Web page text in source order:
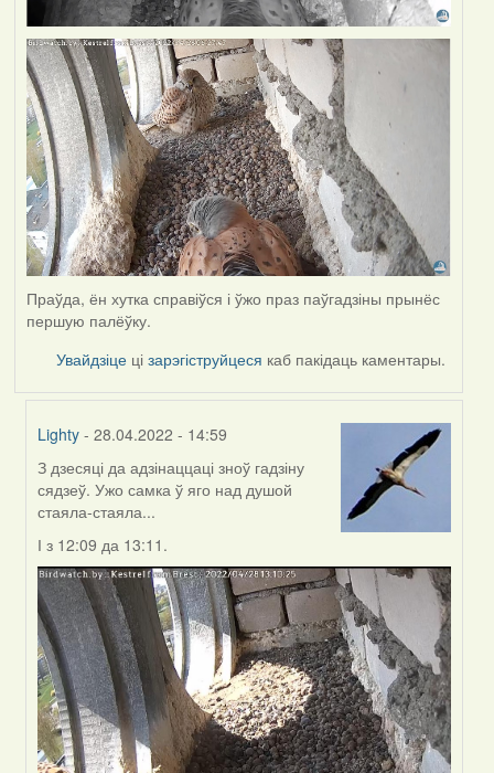
Праўда, ён хутка справіўся і ўжо праз паўгадзіны прынёс
першую палёўку.
Увайдзіце цізарэгіструйцеся каб пакідаць каментары.
Lighty - 28.04.2022 - 14:59
In
reply
to
by
Harrier
З дзесяці да адзінаццаці зноў гадзіну
сядзеў. Ужо самка ў яго над душой
стаяла-стаяла...
І з 12:09 да 13:11.